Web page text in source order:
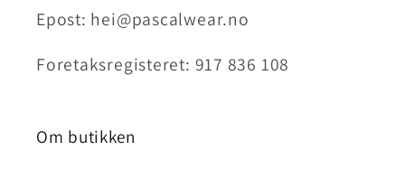
Epost: hei@pascalwear.no
Foretaksregisteret: 917 836 108
Om butikken